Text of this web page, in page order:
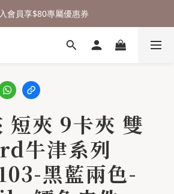
李箱結帳 72折 至8/9止
會員享$80專屬優惠券
禮沒頭緒，來測驗看看吧
短夾 9卡夾 雙
牛津系列
黑藍兩色-